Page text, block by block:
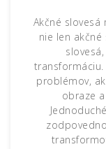
Akčné
nie len
transformáciu.
problémov,
obraze